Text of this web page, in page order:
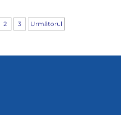
2 3 Următorul